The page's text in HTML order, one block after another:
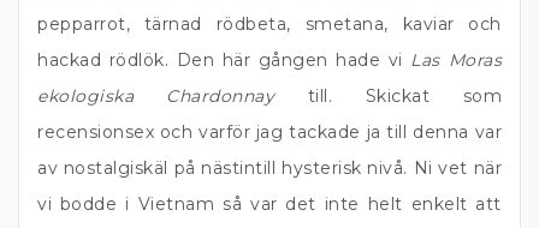
pepparrot, tärnad rödbeta, smetana, kaviar och
hackad rödlök. Den här gången hade vi Las Moras
ekologiska Chardonnaytill. Skickat som
recensionsex och varför jag tackade ja till denna var
av nostalgiskäl på nästintill hysterisk nivå. Ni vet när
vi bodde i Vietnam så var det inte helt enkelt att